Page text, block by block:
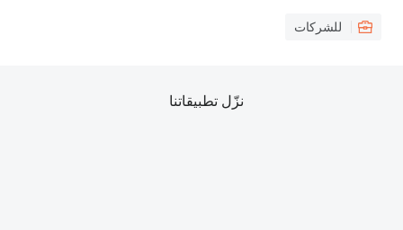
للشركات
نزّل تطبيقاتنا